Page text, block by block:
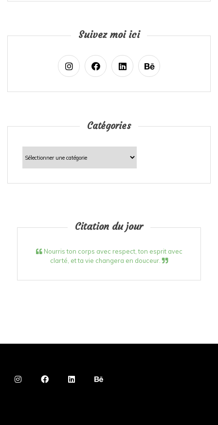
Suivez moi ici
Catégories
Catégories
Citation du jour
Nourris ton corps avec respect, ton esprit avec
clarté, et ta vie changera en douceur.